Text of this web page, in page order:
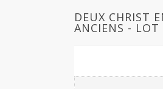
DEUX CHRIST
ANCIENS - LOT